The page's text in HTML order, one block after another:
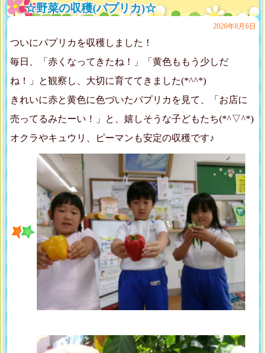
☆野菜の収穫(パプリカ)☆
2026年8月6日
ついにパプリカを収穫しました！
毎日、「赤くなってきたね！」「黄色ももう少しだ
ね！」と観察し、大切に育ててきました(*^^*)
きれいに赤と黄色に色づいたパプリカを見て、「お店に
売ってるみたーい！」と、嬉しそうな子どもたち(*^▽^*)
オクラやキュウリ、ピーマンも安定の収穫です♪